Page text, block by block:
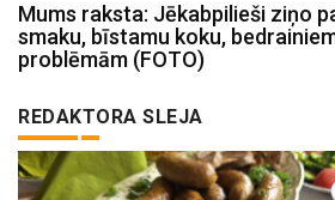
Mums raksta: Jēkabpilieši ziņo
smaku, bīstamu koku,
problēmām (FOTO)
REDAKTORA SLEJA